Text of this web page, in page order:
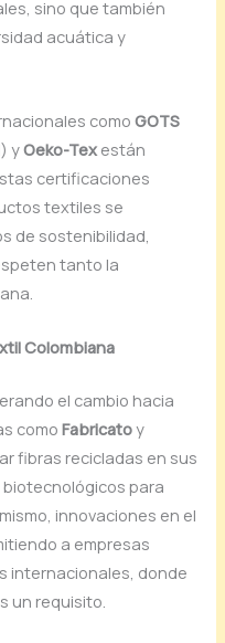
sino que también
acuática y
comoGOTS
yOeko-Tex están
certificaciones
textiles se
de sostenibilidad,
tanto la
Colombiana
el cambio hacia
comoFabricatoy
fibras recicladas en sus
para
innovaciones en el
a empresas
internacionales, donde
un requisito.